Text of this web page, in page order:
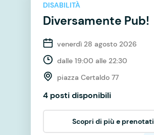
DISABILITÀ
Diversamente Pub!
venerdì 28 agosto 2026
dalle 19:00 alle 22:30
piazza Certaldo 77
4 posti disponibili
Scopri di più e prenotati